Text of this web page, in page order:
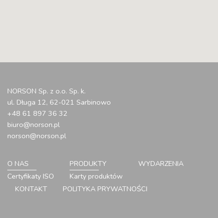
NORSON Sp. z o.o. Sp. k.
ul. Długa 12, 62-021 Sarbinowo
+48 61 897 36 32
biuro@norson.pl
norson@norson.pl
O NAS
Certyfikaty ISO
PRODUKTY
Karty produktów
WYDARZENIA
KONTAKT POLITYKA PRYWATNOŚCI